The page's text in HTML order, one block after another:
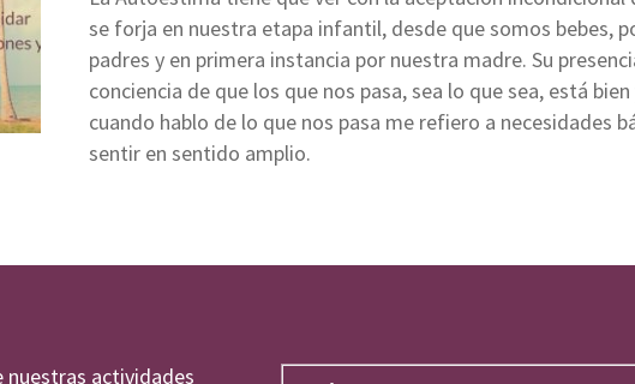
se forja en nuestra etapa infantil, desde que somos bebes,
padres y en primera instancia por nuestra madre. Su
conciencia de que los que nos pasa, sea lo que sea, está
cuando hablo de lo que nos pasa me refiero a necesidades
sentir en sentido amplio.
nuestras actividades